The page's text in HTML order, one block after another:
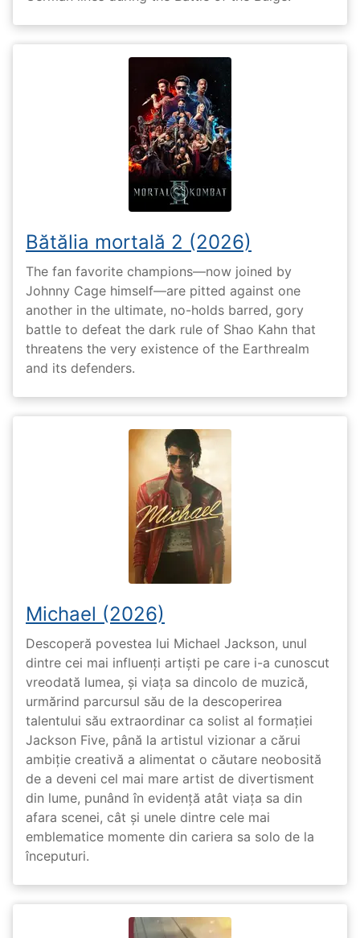
Bătălia mortală 2 (2026)
The fan favorite champions—now joined by
Johnny Cage himself—are pitted against one
another in the ultimate, no-holds barred, gory
battle to defeat the dark rule of Shao Kahn that
threatens the very existence of the Earthrealm
and its defenders.
Michael (2026)
Descoperă povestea lui Michael Jackson, unul
dintre cei mai influenți artiști pe care i-a cunoscut
vreodată lumea, și viața sa dincolo de muzică,
urmărind parcursul său de la descoperirea
talentului său extraordinar ca solist al formației
Jackson Five, până la artistul vizionar a cărui
ambiție creativă a alimentat o căutare neobosită
de a deveni cel mai mare artist de divertisment
din lume, punând în evidență atât viața sa din
afara scenei, cât și unele dintre cele mai
emblematice momente din cariera sa solo de la
începuturi.